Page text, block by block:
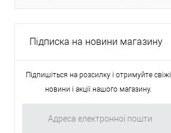
Підписка на новини магазину
Підпишіться на розсилку і отримуйте свіжі
новини і акції нашого магазину.